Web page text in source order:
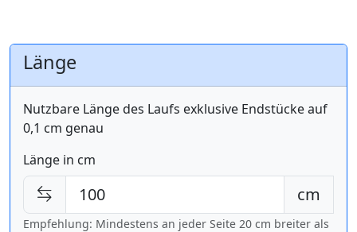
Länge
Nutzbare Länge des Laufs exklusive Endstücke auf
0,1 cm genau
Länge in cm
cm
Empfehlung: Mindestens an jeder Seite 20 cm breiter als